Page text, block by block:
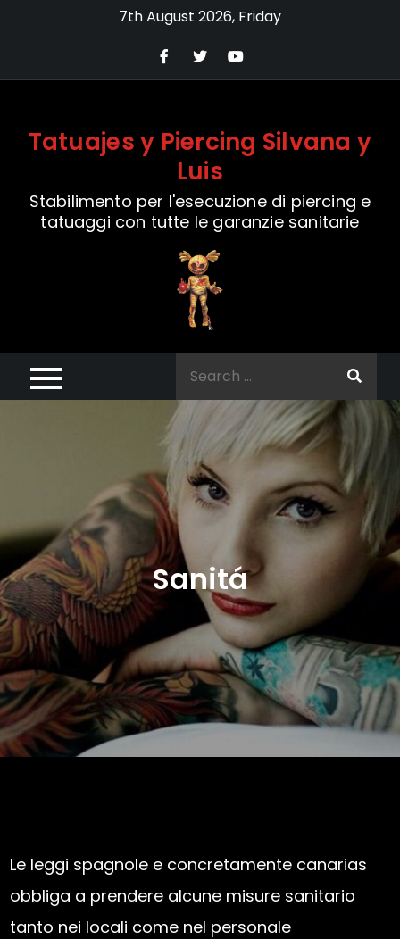
7th August 2026, Friday
Tatuajes y Piercing Silvana y
Luis
Stabilimento per l'esecuzione di piercing e
tatuaggi con tutte le garanzie sanitarie
Sanitá
Le leggi spagnole e concretamente canarias
obbliga a prendere alcune misure sanitario
tanto nei locali come nel personale